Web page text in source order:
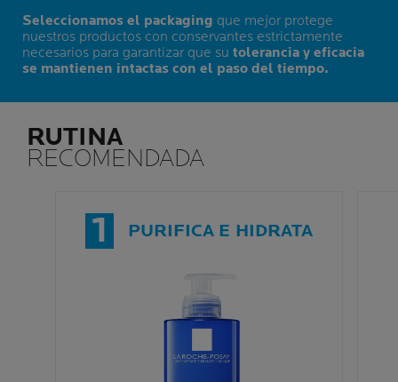
Seleccionamos el packaging que mejor protege
nuestros productos con conservantes estrictamente
necesarios para garantizar que su tolerancia y eficacia
se mantienen intactas con el paso del tiempo.
RUTINA
RECOMENDADA
1 PURIFICA E HIDRATA